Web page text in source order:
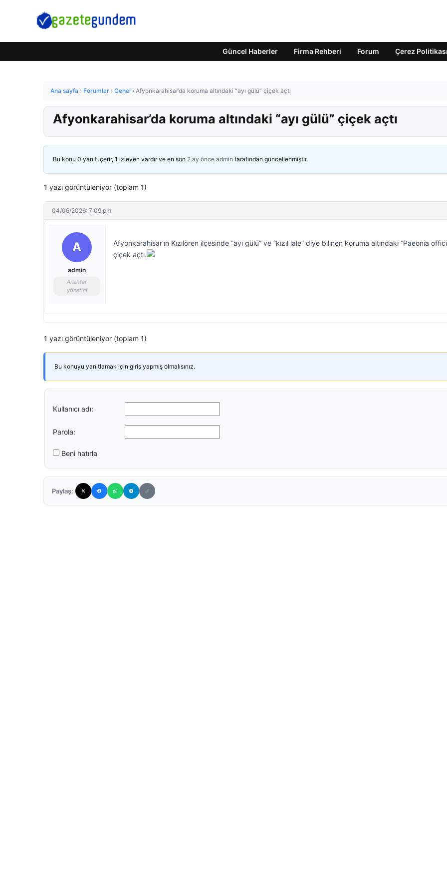
Güncel Haberler Firma Rehberi Forum Çerez Politikası
Ana sayfa › Forumlar › Genel › Afyonkarahisar’da koruma altındaki “ayı gülü” çiçek açtı
Afyonkarahisar’da koruma altındaki “ayı gülü” çiçek açtı
Bu konu 0 yanıt içerir, 1 izleyen vardır ve en son 2 ay önce admin tarafından güncellenmiştir.
1 yazı görüntüleniyor (toplam 1)
04/06/2026: 7:09 pm
A
admin
Anahtar
yönetici
Afyonkarahisar’ın Kızılören ilçesinde “ayı gülü” ve “kızıl lale” diye bilinen koruma altındaki “Paeonia
çiçek açtı.
1 yazı görüntüleniyor (toplam 1)
Bu konuyu yanıtlamak için giriş yapmış olmalısınız.
Kullanıcı adı:
Parola:
Beni hatırla
Paylaş: